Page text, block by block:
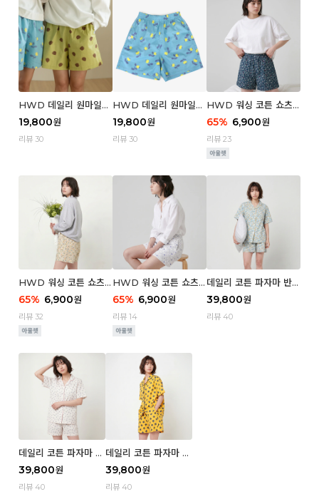
HWD 데일리 원마일
쇼츠 - 03 Poodle (우
먼)
19,800원
리뷰 30
HWD 데일리 원마일
쇼츠 - 02 Chouchou
(우먼)
19,800원
리뷰 30
HWD 워싱 코튼 쇼츠
(우먼) - 03 Berry tre
e
65% 6,900원
리뷰 23
HWD 워싱 코튼 쇼츠
(우먼) - 02 Retro flo
wer
65% 6,900원
리뷰 32
HWD 워싱 코튼 쇼츠
(우먼) - 01 Blue whal
e
65% 6,900원
리뷰 14
데일리 코튼 파자마 반팔
세트 (우먼) - 03 Sum
mer lane
39,800원
리뷰 40
데일리 코튼 파자마 반
팔 세트 (우먼) - 02
Blue cherry
39,800원
리뷰 40
데일리 코튼 파자마 반
팔 세트 (우먼) - 01 Mi
z
39,800원
리뷰 40